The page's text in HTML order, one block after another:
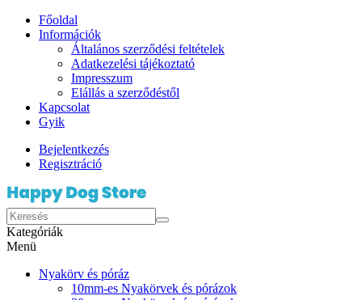
Főoldal
Információk
Általános szerződési feltételek
Adatkezelési tájékoztató
Impresszum
Elállás a szerződéstől
Kapcsolat
Gyik
Bejelentkezés
Regisztráció
Kategóriák
Menü
Nyakörv és póráz
10mm-es Nyakörvek és pórázok